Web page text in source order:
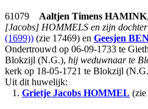
61079 Aaltjen Timens HAMINK
[Jacobs] HOMMELS en zijn
(1699)) (zie 17469) en Geesjen
Ondertrouwd op 06-09-1733 te
Blokzijl (N.G.), hij weduwnaar te
kerk op 18-05-1721 te Blokzijl
Uit dit huwelijk:
1. Grietje Jacobs HOMMEL (zie